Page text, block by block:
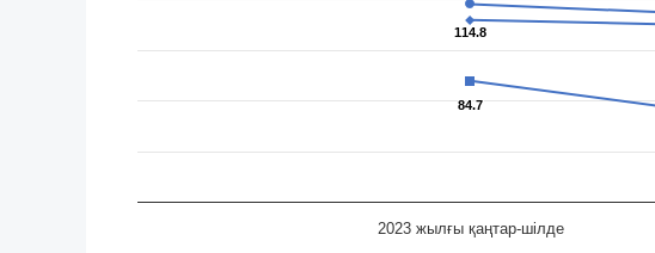
114.8
114.8
84.7
84.7
2023 жылғы қаңтар-шілде